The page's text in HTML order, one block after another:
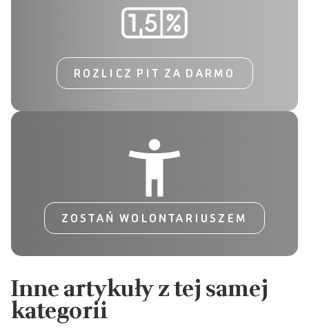
ROZLICZ PIT ZA DARMO
ZOSTAŃ WOLONTARIUSZEM
Inne artykuły z tej samej
kategorii